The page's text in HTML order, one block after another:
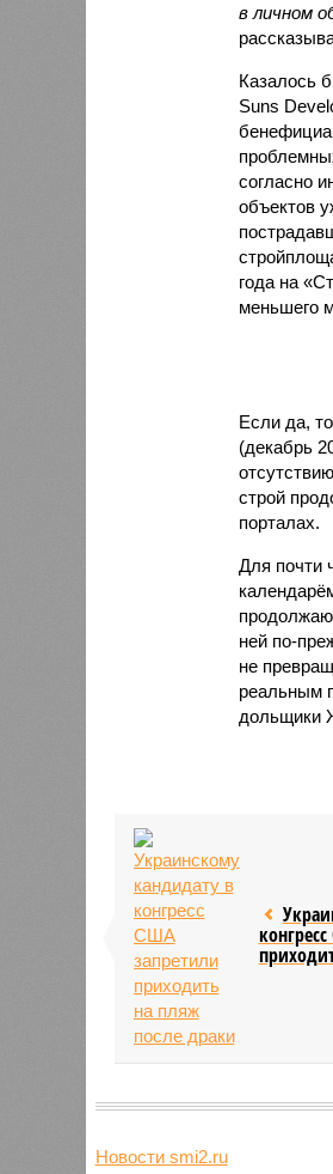
в личном
Казалось
Suns
согласно
объектов
года на
меньшего
Если да,
(декабрь
строй
порталах.
Для почти
ней по-
не
реальным
дольщики
Новости smi2.ru